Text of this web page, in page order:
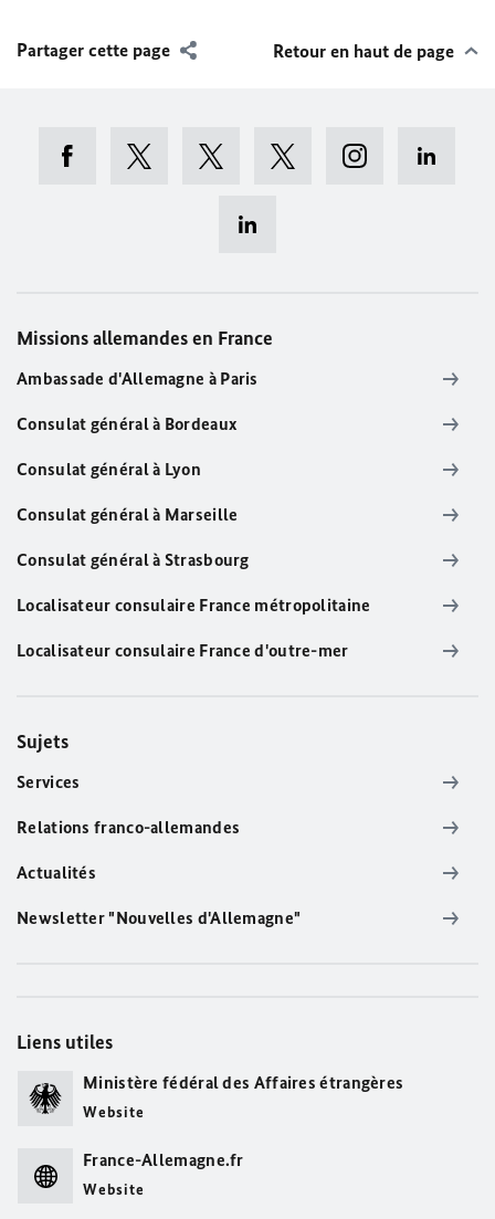
Partager cette page Retour en haut de page
Missions allemandes en France
Ambassade d'Allemagne à Paris
Consulat général à Bordeaux
Consulat général à Lyon
Consulat général à Marseille
Consulat général à Strasbourg
Localisateur consulaire France métropolitaine
Localisateur consulaire France d'outre-mer
Sujets
Services
Relations franco-allemandes
Actualités
Newsletter "Nouvelles d'Allemagne"
Liens utiles
Ministère fédéral des Affaires étrangères
Website
France-Allemagne.fr
Website